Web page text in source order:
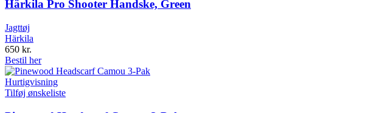
Härkila Pro Shooter Handske, Green
Jagttøj
Härkila
650 kr.
Bestil her
Hurtigvisning
Tilføj ønskeliste